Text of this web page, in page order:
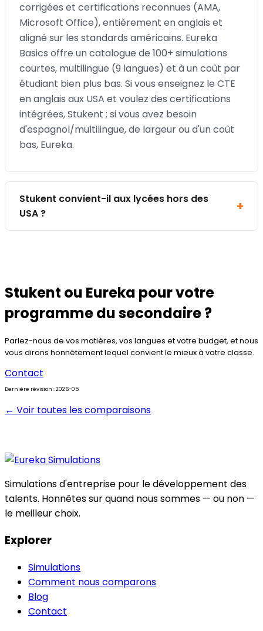
corrigées et certifications reconnues (AMA,
Microsoft Office), entièrement en anglais et
aligné sur les standards américains. Eureka
Basics offre un catalogue de 100+ simulations
courtes, multilingue (9 langues) et à un coût par
étudiant bien plus bas. Si vous enseignez le CTE
en anglais aux USA et voulez des certifications
intégrées, Stukent ; si vous avez besoin
d'espagnol/multilingue, de largeur ou d'un coût
bas, Eureka.
Stukent convient-il aux lycées hors des
USA ?
Stukent ou Eureka pour votre
programme du secondaire ?
Parlez-nous de vos matières, vos langues et votre budget, et nous
vous dirons honnêtement lequel convient le mieux à votre classe.
Contact
Dernière révision : 2026-05
← Voir toutes les comparaisons
Simulations d'entreprise pour le développement des
talents. Honnêtes sur quand nous sommes — ou non —
le meilleur choix.
Explorer
Simulations
Comment nous comparons
Blog
Contact